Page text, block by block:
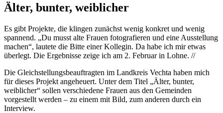
Älter, bunter, weiblicher
Es gibt Projekte, die klingen zunächst wenig konkret und wenig
spannend. „Du musst alte Frauen fotografieren und eine Ausstellung
machen“, lautete die Bitte einer Kollegin. Da habe ich mir etwas
überlegt. Die Ergebnisse zeige ich am 2. Februar in Lohne. //
Die Gleichstellungsbeauftragten im Landkreis Vechta haben mich
für dieses Projekt angeheuert. Unter dem Titel „Älter, bunter,
weiblicher“ sollen verschiedene Frauen aus den Gemeinden
vorgestellt werden – zu einem mit Bild, zum anderen durch ein
Interview.